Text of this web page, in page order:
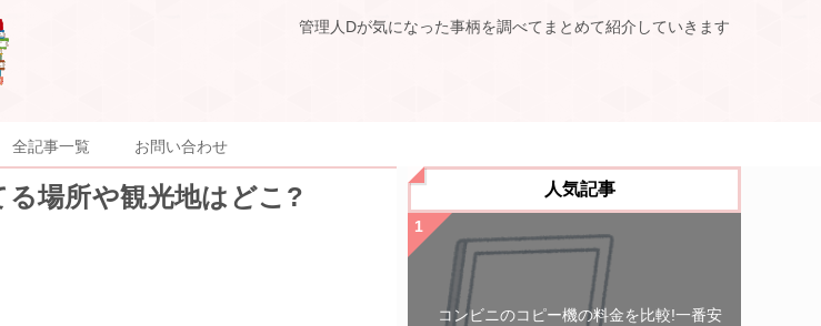
管理人Dが気になった事柄を調べてまとめて紹介していきます
全記事一覧 お問い合わせ
場所や観光地はどこ? 人気記事
コンビニのコピー機の料金を比較!一番安